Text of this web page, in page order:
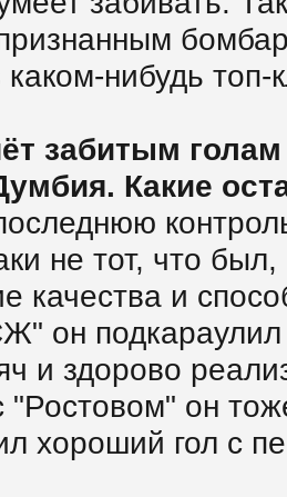
нибудь
забитым
Какие
не тот, что
качества и
он
и здорово
"Ростовом" он
хороший гол с